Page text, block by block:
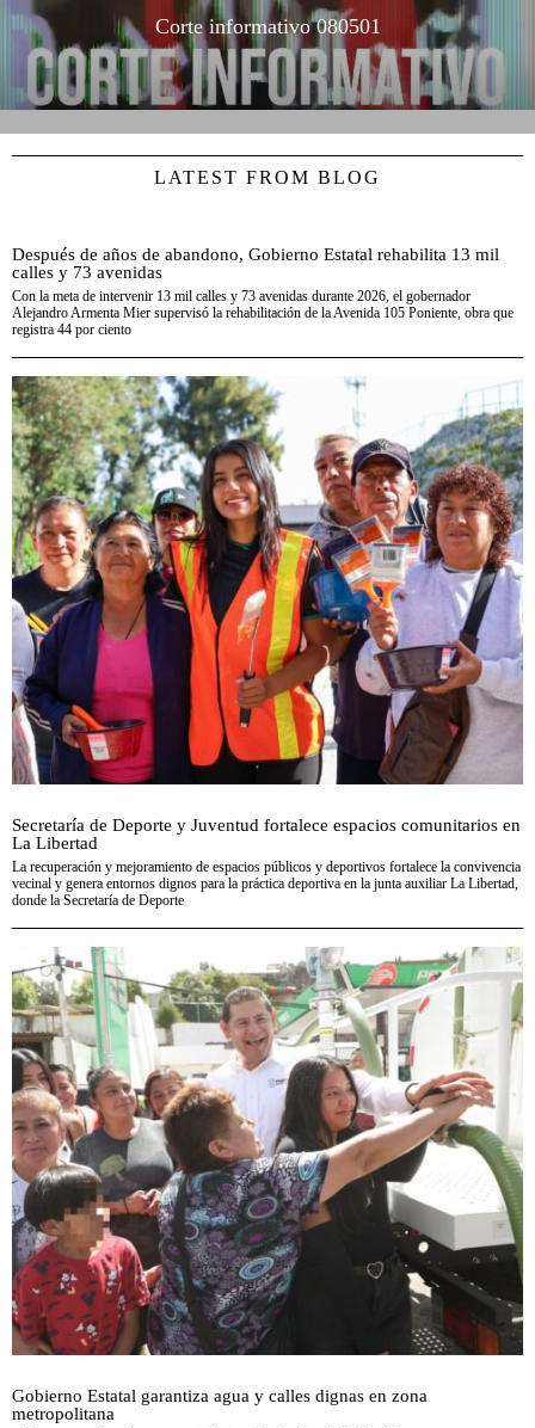
Corte informativo 080501
LATEST FROM BLOG
Después de años de abandono, Gobierno Estatal rehabilita 13 mil
calles y 73 avenidas
Con la meta de intervenir 13 mil calles y 73 avenidas durante 2026, el gobernador
Alejandro Armenta Mier supervisó la rehabilitación de la Avenida 105 Poniente, obra que
registra 44 por ciento
Secretaría de Deporte y Juventud fortalece espacios comunitarios en
La Libertad
La recuperación y mejoramiento de espacios públicos y deportivos fortalece la convivencia
vecinal y genera entornos dignos para la práctica deportiva en la junta auxiliar La Libertad,
donde la Secretaría de Deporte
Gobierno Estatal garantiza agua y calles dignas en zona
metropolitana